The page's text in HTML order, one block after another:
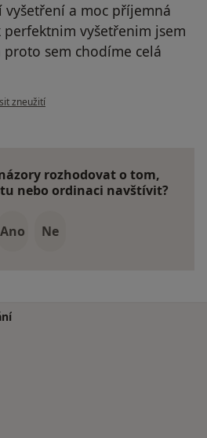
a moc příjemná
vyšetřenim jsem
proto sem chodíme celá
uživatele Váš účet byl odstraněn
zneužití
rozhodovat o tom,
nebo ordinaci navštívit?
Ano Ne